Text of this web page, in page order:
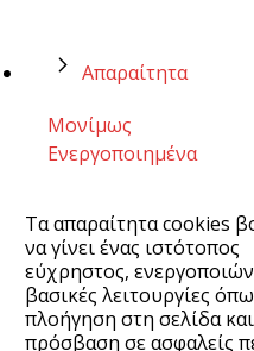
Απαραίτητα
Μονίμως
Ενεργοποιημένα
Τα απαραίτητα cookies
να γίνει ένας ιστότοπος
εύχρηστος,
βασικές λειτουργίες
πλοήγηση στη σελίδα
πρόσβαση σε ασφαλείς